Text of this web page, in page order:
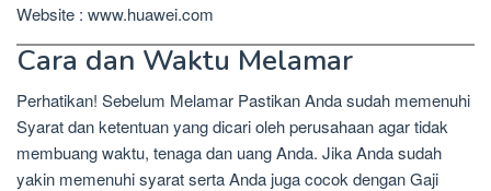
Website : www.huawei.com
Cara dan Waktu Melamar
Perhatikan! Sebelum Melamar Pastikan Anda sudah memenuhi
Syarat dan ketentuan yang dicari oleh perusahaan agar tidak
membuang waktu, tenaga dan uang Anda. Jika Anda sudah
yakin memenuhi syarat serta Anda juga cocok dengan Gaji